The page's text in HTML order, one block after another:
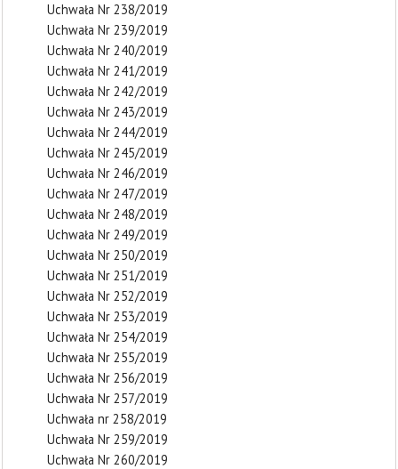
Uchwała Nr 238/2019
Uchwała Nr 239/2019
Uchwała Nr 240/2019
Uchwała Nr 241/2019
Uchwała Nr 242/2019
Uchwała Nr 243/2019
Uchwała Nr 244/2019
Uchwała Nr 245/2019
Uchwała Nr 246/2019
Uchwała Nr 247/2019
Uchwała Nr 248/2019
Uchwała Nr 249/2019
Uchwała Nr 250/2019
Uchwała Nr 251/2019
Uchwała Nr 252/2019
Uchwała Nr 253/2019
Uchwała Nr 254/2019
Uchwała Nr 255/2019
Uchwała Nr 256/2019
Uchwała Nr 257/2019
Uchwała nr 258/2019
Uchwała Nr 259/2019
Uchwała Nr 260/2019